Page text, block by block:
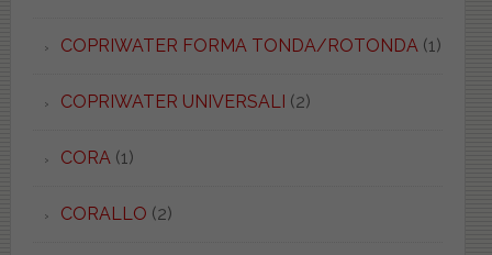
COPRIWATER FORMA TONDA/ROTONDA(1)
COPRIWATER UNIVERSALI (2)
CORA(1)
CORALLO (2)